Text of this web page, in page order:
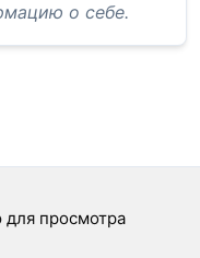
о себе.
просмотра